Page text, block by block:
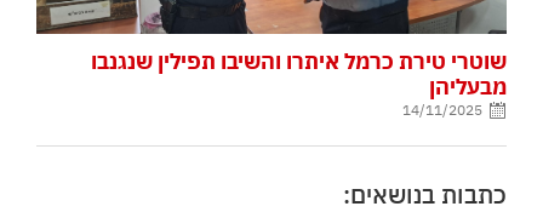
שוטרי טירת כרמל איתרו והשיבו תפילין שנגנבו
מבעליהן
14/11/2025
כתבות בנושאים: